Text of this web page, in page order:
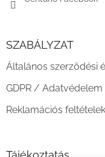
SZABÁLYZAT
Általános szerződési
GDPR / Adatvédelem
Reklamációs